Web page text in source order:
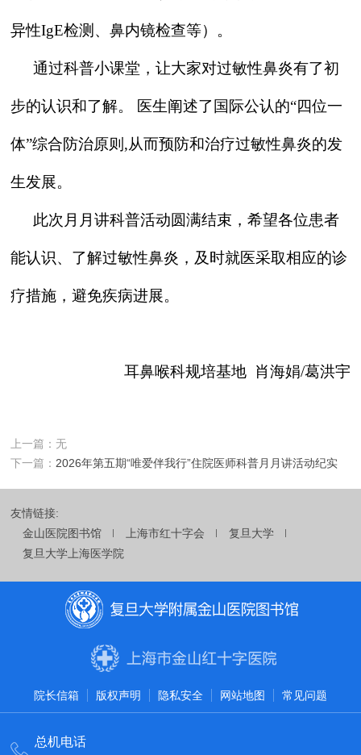
异性IgE检测、鼻内镜检查等）。
通过科普小课堂，让大家对过敏性鼻炎有了初
步的认识和了解。 医生阐述了国际公认的“四位一
体”综合防治原则,从而预防和治疗过敏性鼻炎的发
生发展。
此次月月讲科普活动圆满结束，希望各位患者
能认识、了解过敏性鼻炎，及时就医采取相应的诊
疗措施，避免疾病进展。
耳鼻喉科规培基地 肖海娟/葛洪宇
上一篇：无
下一篇： 2026年第五期“唯爱伴我行”住院医师科普月月讲活动纪实
友情链接:
金山医院图书馆
上海市红十字会
复旦大学
复旦大学上海医学院
院长信箱 版权声明 隐私安全 网站地图 常见问题
总机电话